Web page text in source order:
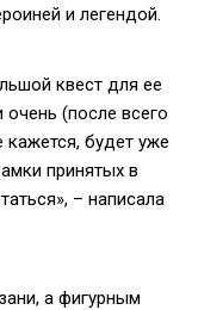
и легендой.
квест для ее
(после всего
кажется, будет уже
принятых в
– написала
а фигурным